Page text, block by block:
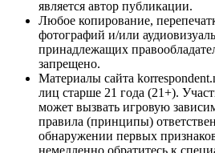
является автор публикации.
Любое копирование,
фотографий и/или
принадлежащих
запрещено.
Материалы сайта
лиц старше 21 года (21+).
может вызвать игровую
правила (принципы)
обнаружении первых